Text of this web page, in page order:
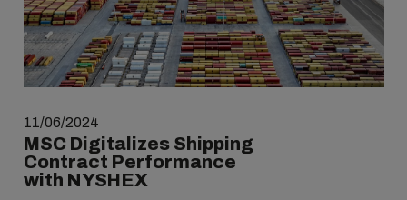
11/06/2024
MSC Digitalizes Shipping
Contract Performance
with NYSHEX